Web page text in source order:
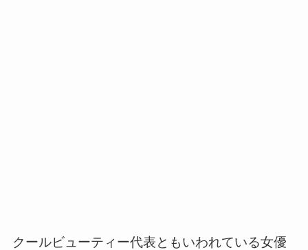
クールビューティー代表ともいわれている女優